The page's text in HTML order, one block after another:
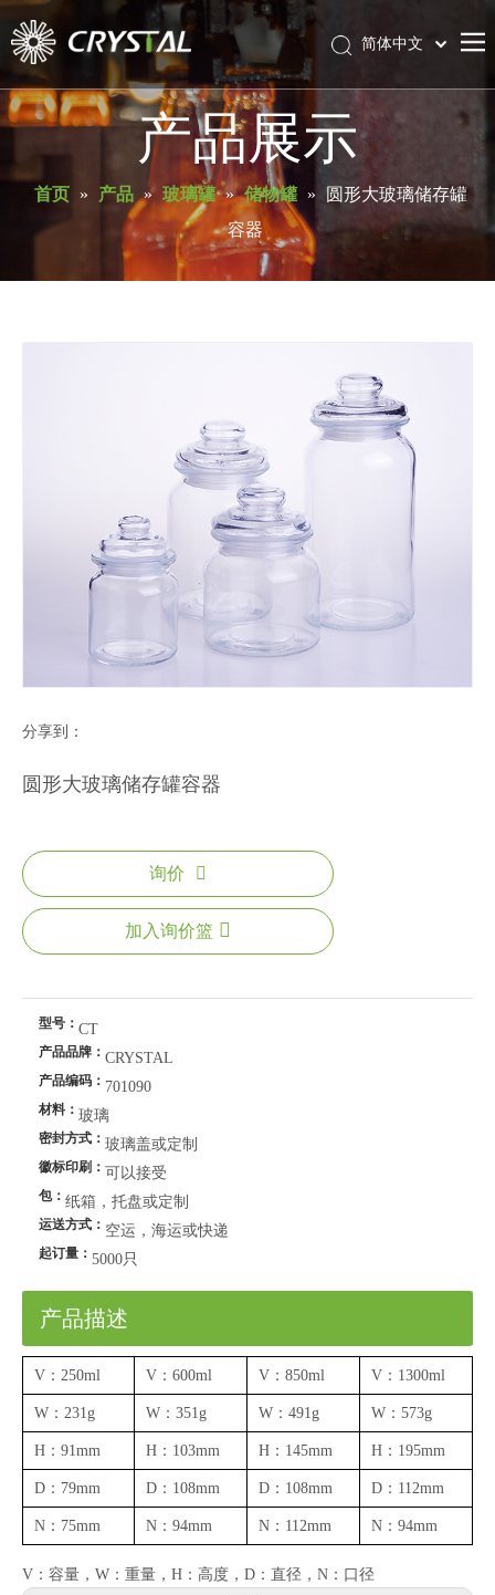
首页
产品
服务与支持
简体中文
产品展示
首页 » 产品 » 玻璃罐 » 储物罐 »
圆形大玻璃储存罐
容器
分享到：
圆形大玻璃储存罐容器
询价
加入询价篮
型号： CT
产品品牌： CRYSTAL
产品编码： 701090
材料： 玻璃
密封方式： 玻璃盖或定制
徽标印刷： 可以接受
包： 纸箱，托盘或定制
运送方式： 空运，海运或快递
起订量： 5000只
产品描述
V：250ml V：600ml V：850ml V：1300ml
W：231g W：351g W：491g W：573g
H：91mm H：103mm H：145mm H：195mm
D：79mm D：108mm D：108mm D：112mm
N：75mm N：94mm N：112mm N：94mm
V：容量，W：重量，H：高度，D：直径，N：口径